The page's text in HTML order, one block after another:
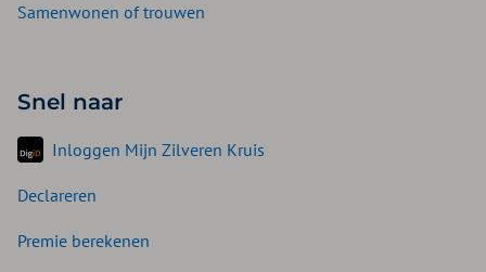
Samenwonen of trouwen
Snel naar
Inloggen Mijn Zilveren Kruis
Declareren
Premie berekenen